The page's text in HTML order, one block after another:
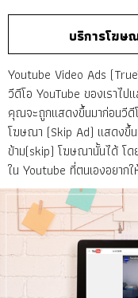
บริการโฆษ
Youtube Video Ads
วีดีโอ YouTube ของเราไ
คุณจะถูกแสดงขึ้นมาก่อนวีดี
โฆษณา (Skip Ad) แสดงขึ้น
ข้าม(skip) โฆษณานั้นได้ โด
ใน Youtube ที่ตนเองอยาก